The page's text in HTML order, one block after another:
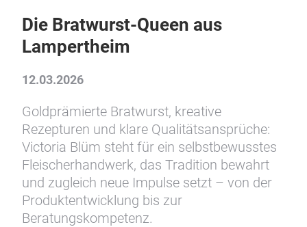
Die Bratwurst-Queen aus
Lampertheim
12.03.2026
Goldprämierte Bratwurst, kreative
Rezepturen und klare Qualitätsansprüche:
Victoria Blüm steht für ein selbstbewusstes
Fleischerhandwerk, das Tradition bewahrt
und zugleich neue Impulse setzt – von der
Produktentwicklung bis zur
Beratungskompetenz.